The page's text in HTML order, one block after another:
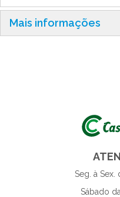
Mais informações
Seg. à Sex.
Sábado